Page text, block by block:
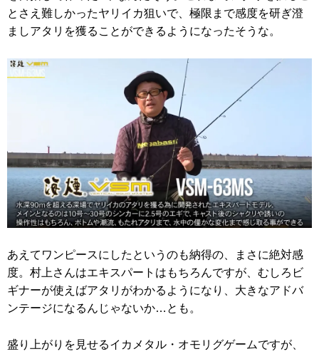
とさえ難しかったヤリイカ狙いで、極限まで感度を研ぎ澄
ましアタリを獲ることができるようになったそうな。
あえてワンピースにしたというのも納得の、まさに絶対感
度。村上さんはエキスパートはもちろんですが、むしろビ
ギナーが使えばアタリがわかるようになり、大きなアドバ
ンテージになるんじゃないか…とも。
盛り上がりを見せるイカメタル・オモリグゲームですが、